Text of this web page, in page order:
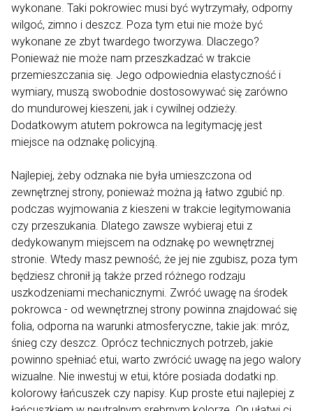
wykonane. Taki pokrowiec musi być wytrzymały, odporny
wilgoć, zimno i deszcz. Poza tym etui nie może być
wykonane ze zbyt twardego tworzywa. Dlaczego?
Ponieważ nie może nam przeszkadzać w trakcie
przemieszczania się. Jego odpowiednia elastyczność i
wymiary, muszą swobodnie dostosowywać się zarówno
do mundurowej kieszeni, jak i cywilnej odzieży.
Dodatkowym atutem pokrowca na legitymację jest
miejsce na odznakę policyjną.
Najlepiej, żeby odznaka nie była umieszczona od
zewnętrznej strony, ponieważ można ją łatwo zgubić np.
podczas wyjmowania z kieszeni w trakcie legitymowania
czy przeszukania. Dlatego zawsze wybieraj etui z
dedykowanym miejscem na odznakę po wewnętrznej
stronie. Wtedy masz pewność, że jej nie zgubisz, poza tym
będziesz chronił ją także przed różnego rodzaju
uszkodzeniami mechanicznymi. Zwróć uwagę na środek
pokrowca - od wewnętrznej strony powinna znajdować się
folia, odporna na warunki atmosferyczne, takie jak: mróz,
śnieg czy deszcz. Oprócz technicznych potrzeb, jakie
powinno spełniać etui, warto zwrócić uwagę na jego walory
wizualne. Nie inwestuj w etui, które posiada dodatki np.
kolorowy łańcuszek czy napisy. Kup proste etui najlepiej z